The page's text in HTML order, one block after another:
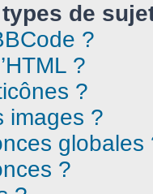
de
?
?
?
images ?
globales
?